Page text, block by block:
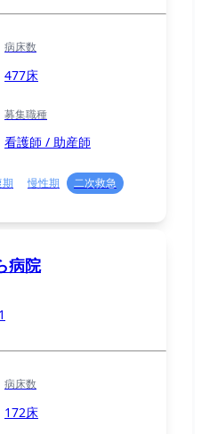
病床数
477床
募集職種
看護師 / 助産師
慢性期
二次救急
病院
病床数
172床